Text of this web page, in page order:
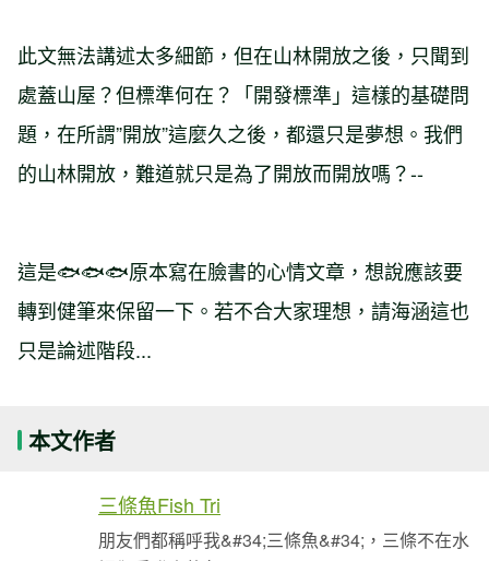
此文無法講述太多細節，但在山林開放之後，只聞到
處蓋山屋？但標準何在？「開發標準」這樣的基礎問
題，在所謂”開放”這麼久之後，都還只是夢想。我們
的山林開放，難道就只是為了開放而開放嗎？--
這是🐟🐟🐟原本寫在臉書的心情文章，想說應該要
轉到健筆來保留一下。若不合大家理想，請海涵這也
只是論述階段...
本文作者
三條魚Fish Tri
朋友們都稱呼我&#34;三條魚&#34;，三條不在水